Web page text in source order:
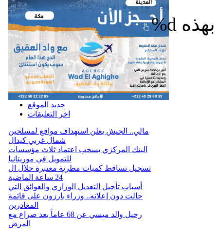
جديد الموقع
اخر التعليقات
مالي.. الجيش يعلن استهداف مواقع لمسلحين
شمال غربي كيدال
البنك المركزي يسحب اعتماد ثلاث مؤسسات
للتمويل في موريتانيا
تسجيل تساقط كميات مطرية معتبرة خلال ال
24 ساعة الماضية
أسباب تأجيل التعديل الوزاري والعوائق التي
حالت دون إعلانه.. وزراء بارزون على قائمة
المغادرين
رحيل والد ميسي عن 68 عاماً بعد صراع مع
المرض
%d